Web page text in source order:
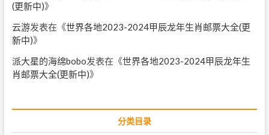
(更新中)》
云游发表在《世界各地2023-2024甲辰龙年生肖邮票大全(更
新中)》
派大星的海绵bobo发表在《世界各地2023-2024甲辰龙年生
肖邮票大全(更新中)》
分类目录